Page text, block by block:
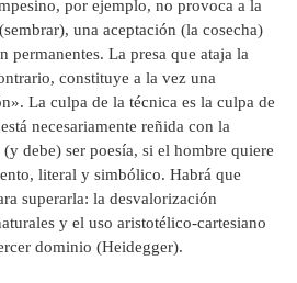
por ejemplo, no provoca a la
una aceptación (la cosecha)
permanentes. La presa que ataja la
constituye a la vez una
La culpa de la técnica es la culpa de
necesariamente reñida con la
debe) ser poesía, si el hombre quiere
literal y simbólico. Habrá que
superarla: la desvalorización
y el uso aristotélico-cartesiano
dominio (Heidegger).